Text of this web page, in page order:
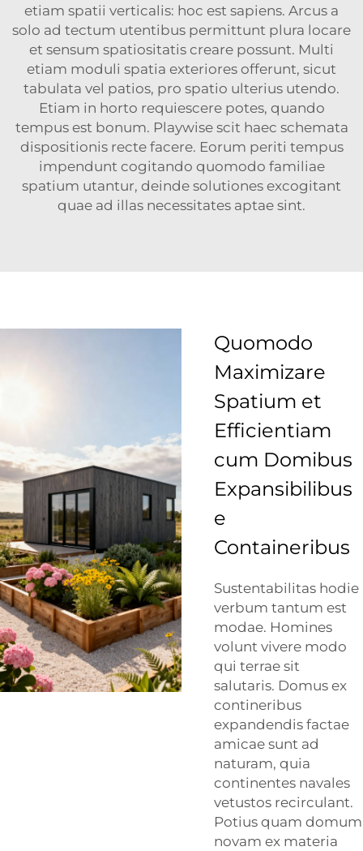
etiam spatii verticalis: hoc est sapiens. Arcus a
solo ad tectum utentibus permittunt plura locare
et sensum spatiositatis creare possunt. Multi
etiam moduli spatia exteriores offerunt, sicut
tabulata vel patios, pro spatio ulterius utendo.
Etiam in horto requiescere potes, quando
tempus est bonum. Playwise scit haec schemata
dispositionis recte facere. Eorum periti tempus
impendunt cogitando quomodo familiae
spatium utantur, deinde solutiones excogitant
quae ad illas necessitates aptae sint.
Quomodo
Maximizare
Spatium et
Efficientiam
cum Domibus
Expansibilibus
e
Containeribus
Sustentabilitas hodie
verbum tantum est
modae. Homines
volunt vivere modo
qui terrae sit
salutaris. Domus ex
contineribus
expandendis factae
amicae sunt ad
naturam, quia
continentes navales
vetustos recirculant.
Potius quam domum
novam ex materia